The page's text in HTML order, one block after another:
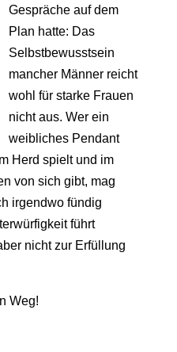
Gespräche auf dem
Plan hatte: Das
Selbstbewusstsein
mancher Männer reicht
wohl für starke Frauen
nicht aus. Wer ein
weibliches Pendant
Herd spielt und im
von sich gibt, mag
irgendwo fündig
führt
nicht zur Erfüllung
Weg!